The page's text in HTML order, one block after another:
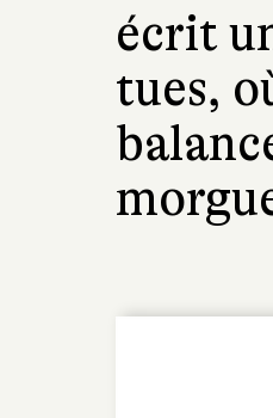
écrit
tues,